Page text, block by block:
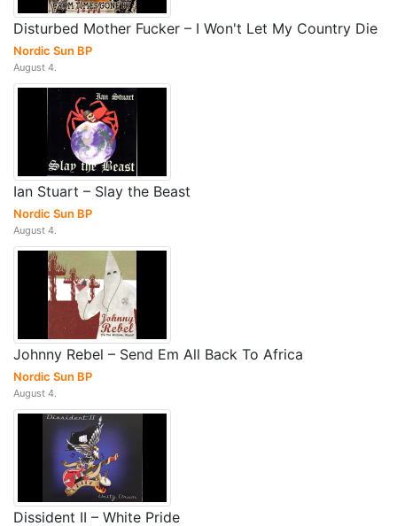
Disturbed Mother Fucker – I Won't Let My Country Die
Nordic Sun BP
August 4.
Ian Stuart – Slay the Beast
Nordic Sun BP
August 4.
Johnny Rebel – Send Em All Back To Africa
Nordic Sun BP
August 4.
Dissident II – White Pride